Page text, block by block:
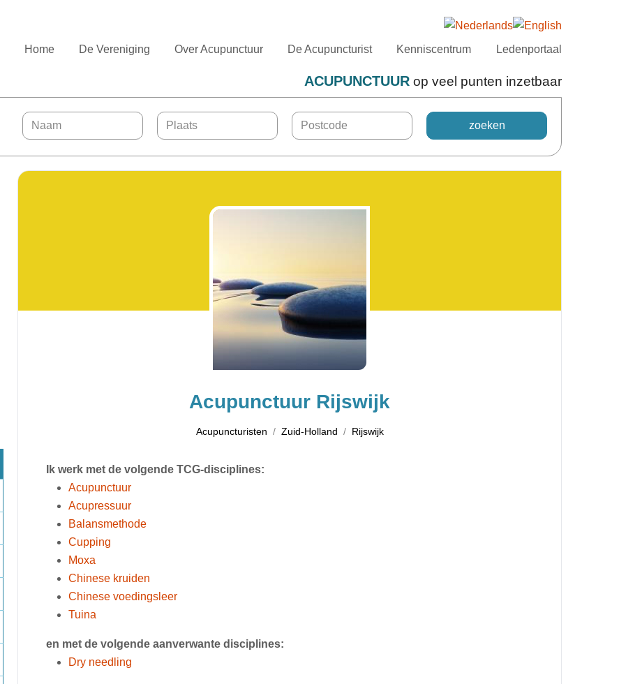
Home De Vereniging Over Acupunctuur De Acupuncturist Kenniscentrum Ledenportaal
ACUPUNCTUURop veel punten inzetbaar
Acupunctuur Rijswijk
Acupuncturisten Zuid-Holland Rijswijk
Ik werk met de volgende TCG-disciplines:
Acupunctuur
Acupressuur
Balansmethode
Cupping
Moxa
Chinese kruiden
Chinese voedingsleer
Tuina
en met de volgende aanverwante disciplines:
Dry needling